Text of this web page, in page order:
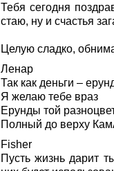
Тебя сегодня
стаю, ну и счастья
Целую сладко,
Ленар
Так как деньги –
Я желаю тебе враз
Ерунды той
Полный до верху
Fisher
Пусть жизнь дарит